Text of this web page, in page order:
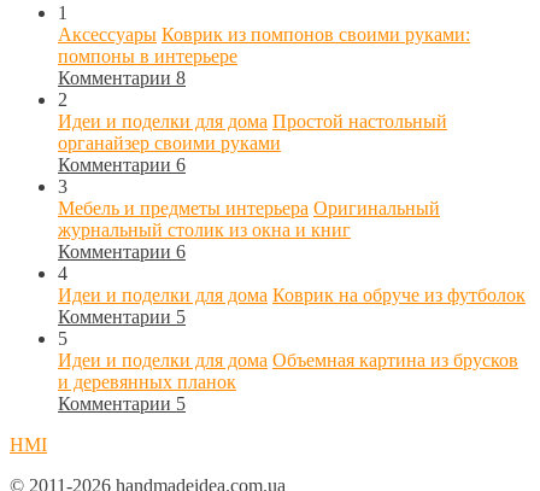
1
Аксессуары Коврик из помпонов своими руками:
помпоны в интерьере
Комментарии 8
2
Идеи и поделки для дома Простой настольный
органайзер своими руками
Комментарии 6
3
Мебель и предметы интерьера Оригинальный
журнальный столик из окна и книг
Комментарии 6
4
Идеи и поделки для дома Коврик на обруче из футболок
Комментарии 5
5
Идеи и поделки для дома Объемная картина из брусков
и деревянных планок
Комментарии 5
HMI
© 2011-2026 handmadeidea.com.ua